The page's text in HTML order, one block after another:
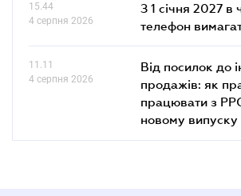
15.44
4 серпня 2026
З 1 січня 2027 в
телефон
11.11
4 серпня 2026
Від посилок до
продажів: як
працювати з
новому